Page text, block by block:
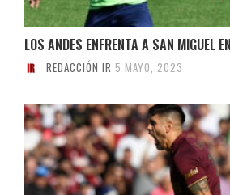
LOS ANDES ENFRENTA A SAN MIGUEL
REDACCIÓN IR 5 MAYO, 2023